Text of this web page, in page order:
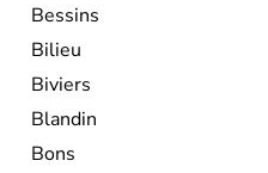
Bessins
Bilieu
Biviers
Blandin
Bons